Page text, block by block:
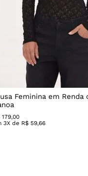
Feminina em Renda
179,00
3X de R$ 59,66